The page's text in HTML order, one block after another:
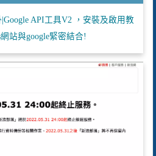
API工具V2 ，安裝及啟用教
站與google緊密結合!